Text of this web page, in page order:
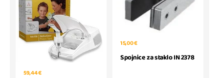
59,44 €
15,00 €
Spojnice za staklo IN 2378